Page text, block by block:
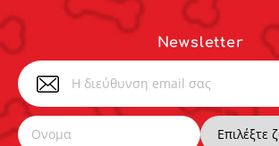
Newsletter